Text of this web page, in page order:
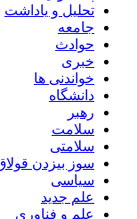
تحلیل و یاداشت
جامعه
حوادث
خبری
خواندنی ها
دانشگاه
رهبر
سلامت
سلامتی
سوز بیزدن
سیاسی
علم جدید
علم و فناوری